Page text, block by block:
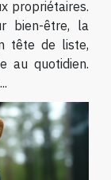
propriétaires.
bien-être, la
tête de liste,
au quotidien.